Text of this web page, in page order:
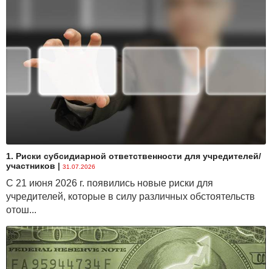
1. Риски субсидиарной ответственности для учредителей/
участников | 31.07.2026
С 21 июня 2026 г. появились новые риски для
учредителей, которые в силу различных обстоятельств
отош...